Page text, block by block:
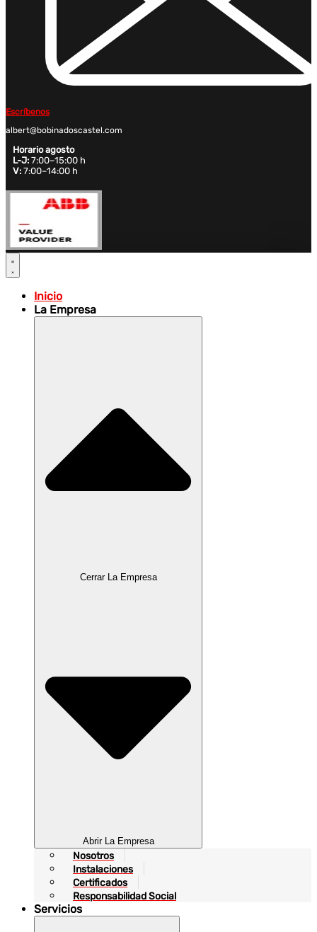
Escríbenos
albert@bobinadoscastel.com
Horario agosto
L-J: 7:00–15:00 h
V: 7:00–14:00 h
Inicio
La Empresa
Cerrar La Empresa
Abrir La Empresa
Nosotros
Instalaciones
Certificados
Responsabilidad Social
Servicios